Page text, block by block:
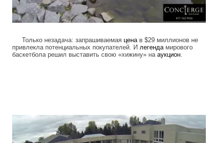
Только незадача: запрашиваемая цена в $29 миллионов не
привлекла потенциальных покупателей. И легенда мирового
баскетбола решил выставить свою «хижину» на аукцион